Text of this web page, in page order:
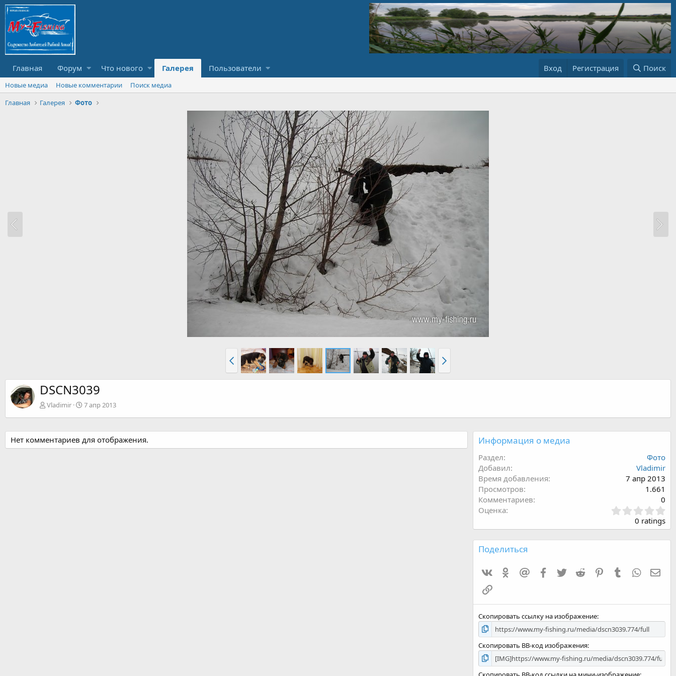
Главная Форум Что нового Галерея Пользователи Вход Регистрация Поиск
Новые медиа Новые комментарии
Поиск медиа
Главная
Галерея Фото
DSCN3039
Vladimir 7 апр 2013
Нет комментариев для отображения. Информация о медиа
Раздел
Фото
Добавил
Vladimir
Время добавления
7 апр 2013
Просмотров
1.661
Комментариев
0
Оценка
в
ё
з
0 ratings
Поделиться
VK Одноклассники
Mailru Facebook
TwitterReddit PinterestTumblr
E-
Ссылка
Скопировать ссылку на изображение
Скопировать BB-код изображения